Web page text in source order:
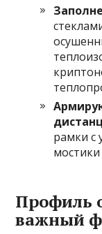
рамки
мостики
Профиль
важный